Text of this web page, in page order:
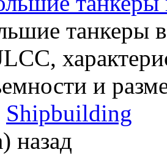
танкеры
и
Shipbuilding
назад